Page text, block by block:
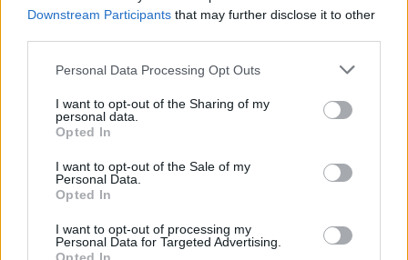
Downstream Participants that may further disclose it to other
Personal Data Processing Opt Outs
I want to opt-out of the Sharing of my
personal data.
Opted In
I want to opt-out of the Sale of my
Personal Data.
Opted In
I want to opt-out of processing my
Personal Data for Targeted Advertising.